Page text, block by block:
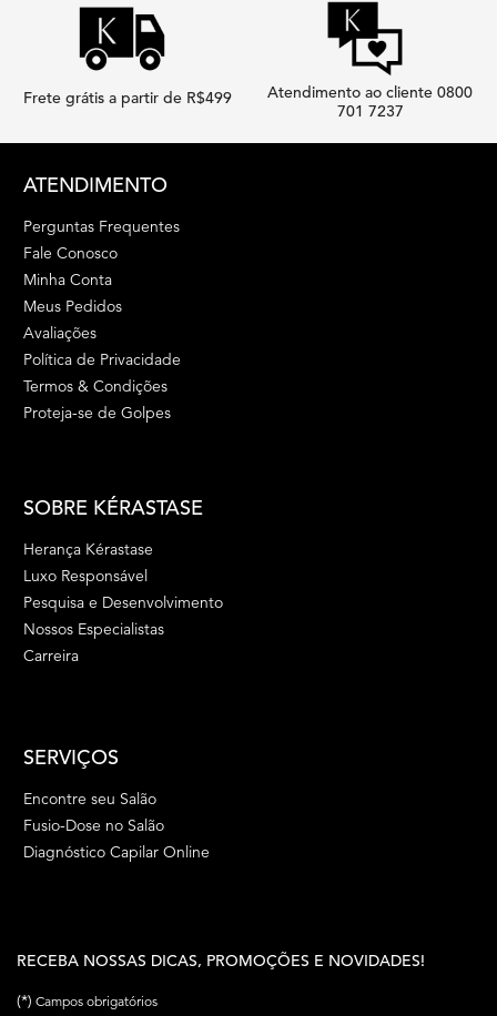
Frete grátis a partir de R$499
Atendimento ao cliente 0800
701 7237
ATENDIMENTO
Perguntas Frequentes
Fale Conosco
Minha Conta
Meus Pedidos
Avaliações
Política de Privacidade
Termos & Condições
Proteja-se de Golpes
SOBRE KÉRASTASE
Herança Kérastase
Luxo Responsável
Pesquisa e Desenvolvimento
Nossos Especialistas
Carreira
SERVIÇOS
Encontre seu Salão
Fusio-Dose no Salão
Diagnóstico Capilar Online
RECEBA NOSSAS DICAS, PROMOÇÕES E NOVIDADES!
(*) Campos obrigatórios